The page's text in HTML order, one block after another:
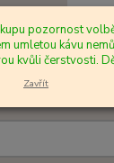
pozornost
umletou kávu
kvůli čerstvosti.
Zavřít